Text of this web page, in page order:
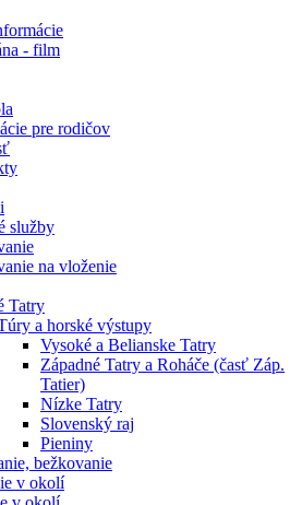
- film
pre rodičov
služby
na vloženie
Tatry
a horské výstupy
Vysoké a Belianske Tatry
Západné Tatry a Roháče (časť Záp.
Tatier)
Nízke Tatry
Slovenský raj
Pieniny
bežkovanie
v okolí